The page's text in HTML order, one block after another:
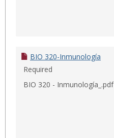
BIO 320-Inmunología
Required
BIO 320 - Inmunología_.pdf